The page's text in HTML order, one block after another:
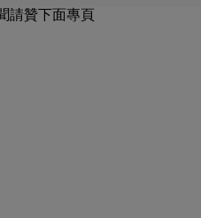
請贊下面專頁